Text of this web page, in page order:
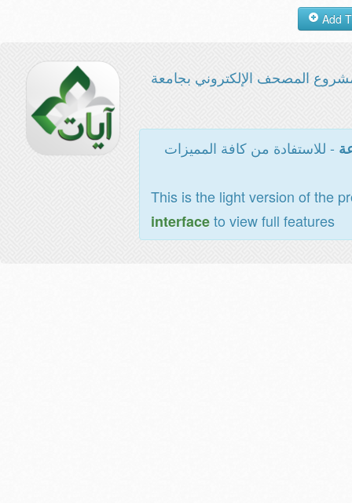
المصحف الإلكتروني بجامعة
- للاستفادة من كافة المميزات
This is the light version of the
interfaceto view full features